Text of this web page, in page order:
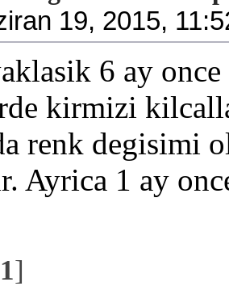
19, 2015,
6 ay
kirmizi
renk degisimi
Ayrica 1 ay
1]